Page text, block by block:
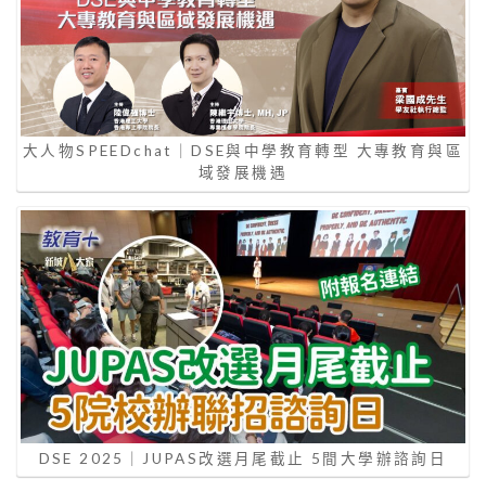
大人物SPEEDchat｜DSE與中學教育轉型 大專教育與區
域發展機遇
DSE 2025｜JUPAS改選月尾截止 5間大學辦諮詢日